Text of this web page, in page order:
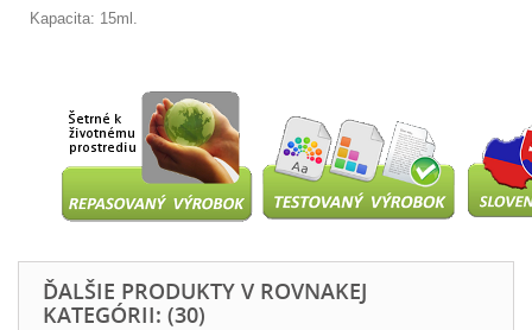
Kapacita: 15ml.
ĎALŠIE PRODUKTY V ROVNAKEJ
KATEGÓRII: (30)